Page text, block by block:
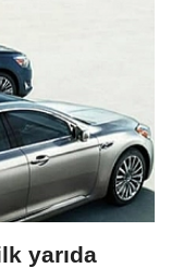
yarıda